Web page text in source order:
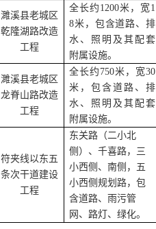
濉溪县老城区
乾隆湖路改造
工程
全长约1200米，宽1
8米，包含道路、排
水、照明及其配套
附属设施。
濉溪县老城区
龙脊山路改造
工程
全长约750米，宽30
米，包含道路、排
水、照明及其配套
附属设施。
符夹线以东五
条次干道建设
工程
东关路（二小北
侧）、千喜路，三
小西侧、南侧，五
小西侧规划路，包
含道路、雨污管
网、路灯、绿化。